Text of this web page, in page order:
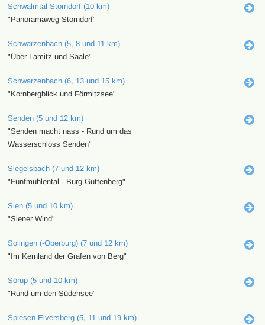
Schwalmtal-Storndorf (10 km)
"Panoramaweg Storndorf"
Schwarzenbach (5, 8 und 11 km)
"Über Lamitz und Saale"
Schwarzenbach (6, 13 und 15 km)
"Kornbergblick und Förmitzsee"
Senden (5 und 12 km)
"Senden macht nass - Rund um das
Wasserschloss Senden"
Siegelsbach (7 und 12 km)
"Fünfmühlental - Burg Guttenberg"
Sien (5 und 10 km)
"Siener Wind"
Solingen (-Oberburg) (7 und 12 km)
"Im Kernland der Grafen von Berg"
Sörup (5 und 10 km)
"Rund um den Südensee"
Spiesen-Elversberg (5, 11 und 19 km)